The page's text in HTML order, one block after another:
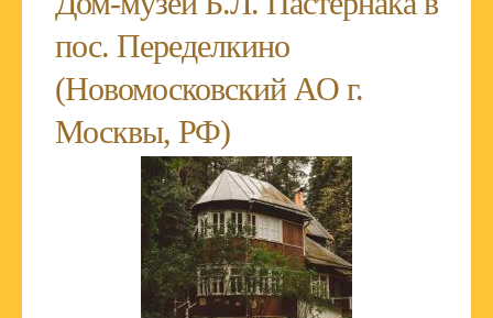
пос. Переделкино
(Новомосковский АО г.
Москвы, РФ)